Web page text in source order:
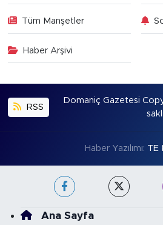
Tüm Manşetler
Haber Arşivi
RSS
Domaniç Gazetesi
Haber Yazılımı: TE
Ana Sayfa